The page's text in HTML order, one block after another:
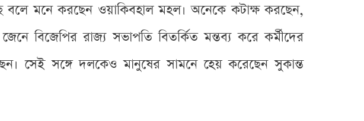
বলে মনে করছেন ওয়াকিবহাল মহল। অনেকে কটাক্ষ করছেন,
বিজেপির রাজ্য সভাপতি বিতর্কিত মন্তব্য করে কর্মীদের
সেই সঙ্গে দলকেও মানুষের সামনে হেয় করেছেন সুকান্ত